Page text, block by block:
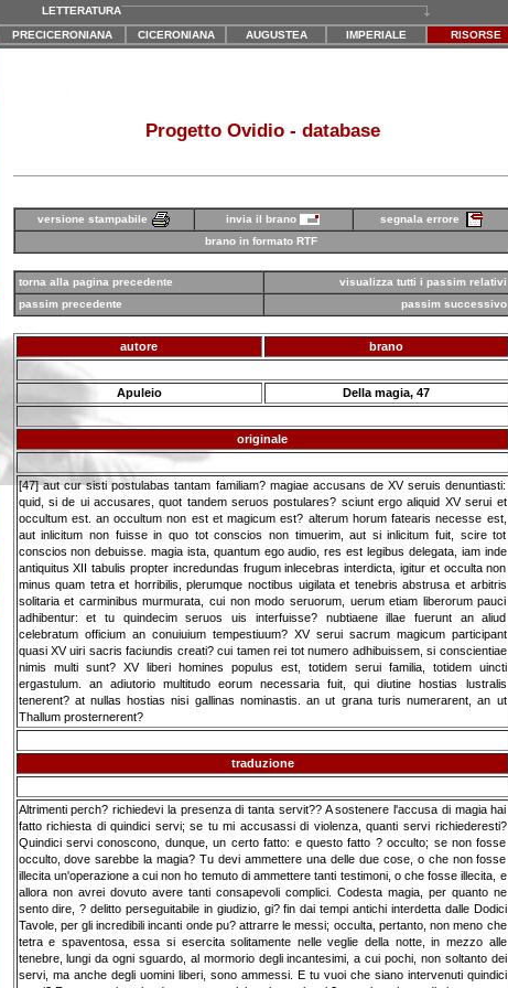
LETTERATURA
PRECICERONIANA
CICERONIANA AUGUSTEA IMPERIALE RISORSE
Progetto Ovidio - database
versione stampabile invia il brano
segnala errore
brano in formato RTF
torna alla pagina precedente
visualizza tutti i passim relativi
passim precedente
passim successivo
autore brano
Apuleio Della magia, 47
originale
[47] aut cur sisti postulabas tantam familiam? magiae accusans de XV seruis denuntiasti:
quid, si de ui accusares, quot tandem seruos postulares? sciunt ergo aliquid XV serui et
occultum est. an occultum non est et magicum est? alterum horum fatearis necesse est,
aut inlicitum non fuisse in quo tot conscios non timuerim, aut si inlicitum fuit, scire tot
conscios non debuisse. magia ista, quantum ego audio, res est legibus delegata, iam inde
antiquitus XII tabulis propter incredundas frugum inlecebras interdicta, igitur et occulta non
minus quam tetra et horribilis, plerumque noctibus uigilata et tenebris abstrusa et arbitris
solitaria et carminibus murmurata, cui non modo seruorum, uerum etiam liberorum pauci
adhibentur: et tu quindecim seruos uis interfuisse? nubtiaene illae fuerunt an aliud
celebratum officium an conuiuium tempestiuum? XV serui sacrum magicum participant
quasi XV uiri sacris faciundis creati? cui tamen rei tot numero adhibuissem, si conscientiae
nimis multi sunt? XV liberi homines populus est, totidem serui familia, totidem uincti
ergastulum. an adiutorio multitudo eorum necessaria fuit, qui diutine hostias lustralis
tenerent? at nullas hostias nisi gallinas nominastis. an ut grana turis numerarent, an ut
Thallum prosternerent?
traduzione
Altrimenti perch? richiedevi la presenza di tanta servit?? A sostenere l'accusa di magia hai
fatto richiesta di quindici servi; se tu mi accusassi di violenza, quanti servi richiederesti?
Quindici servi conoscono, dunque, un certo fatto: e questo fatto ? occulto; se non fosse
occulto, dove sarebbe la magia? Tu devi ammettere una delle due cose, o che non fosse
illecita un'operazione a cui non ho temuto di ammettere tanti testimoni, o che fosse illecita, e
allora non avrei dovuto avere tanti consapevoli complici. Codesta magia, per quanto ne
sento dire, ? delitto perseguitabile in giudizio, gi? fin dai tempi antichi interdetta dalle Dodici
Tavole, per gli incredibili incanti onde pu? attrarre le messi; occulta, pertanto, non meno che
tetra e spaventosa, essa si esercita solitamente nelle veglie della notte, in mezzo alle
tenebre, lungi da ogni sguardo, al mormorio degli incantesimi, a cui pochi, non soltanto dei
servi, ma anche degli uomini liberi, sono ammessi. E tu vuoi che siano intervenuti quindici